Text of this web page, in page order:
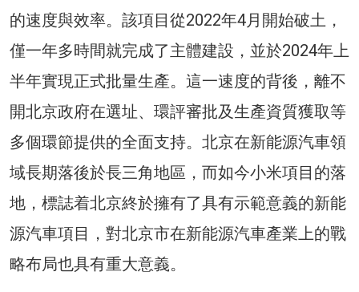
的速度與效率。該項目從2022年4月開始破土，
僅一年多時間就完成了主體建設，並於2024年上
半年實現正式批量生產。這一速度的背後，離不
開北京政府在選址、環評審批及生產資質獲取等
多個環節提供的全面支持。北京在新能源汽車領
域長期落後於長三角地區，而如今小米項目的落
地，標誌着北京終於擁有了具有示範意義的新能
源汽車項目，對北京市在新能源汽車產業上的戰
略布局也具有重大意義。